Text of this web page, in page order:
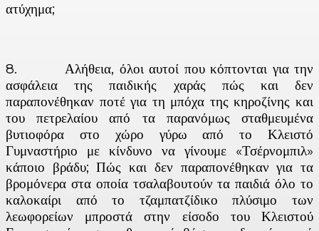
ατύχημα;
8. Αλήθεια, όλοι αυτοί που κόπτονται για την
ασφάλεια της παιδικής χαράς πώς και δεν
παραπονέθηκαν ποτέ για τη μπόχα της κηροζίνης και
του πετρελαίου από τα παρανόμως σταθμευμένα
βυτιοφόρα στο χώρο γύρω από το Κλειστό
Γυμναστήριο με κίνδυνο να γίνουμε «Τσέρνομπιλ»
κάποιο βράδυ; Πώς και δεν παραπονέθηκαν για τα
βρομόνερα στα οποία τσαλαβουτούν τα παιδιά όλο το
καλοκαίρι από το τζαμπατζίδικο πλύσιμο των
λεωφορείων μπροστά στην είσοδο του Κλειστού